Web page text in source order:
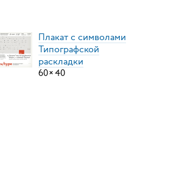
Плакат с символами
Типографской
раскладки
60×40